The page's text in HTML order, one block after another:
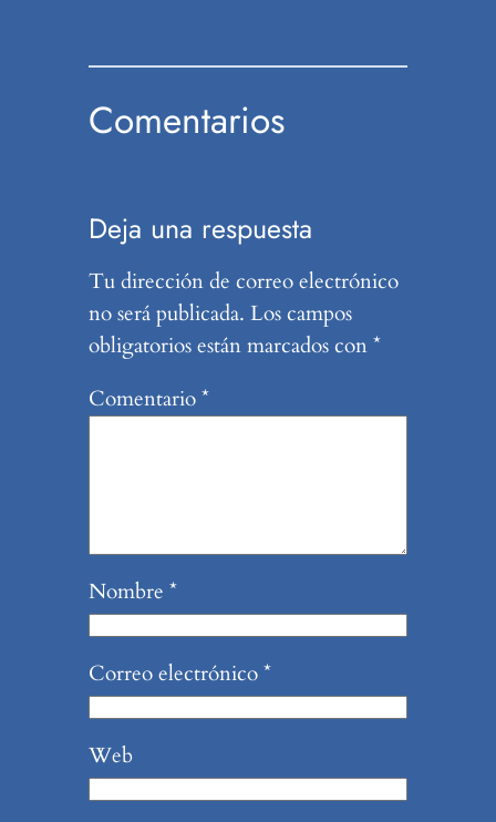
Comentarios
Deja una respuesta
Tu dirección de correo electrónico
no será publicada. Los campos
obligatorios están marcados con*
Comentario*
Nombre *
Correo electrónico*
Web